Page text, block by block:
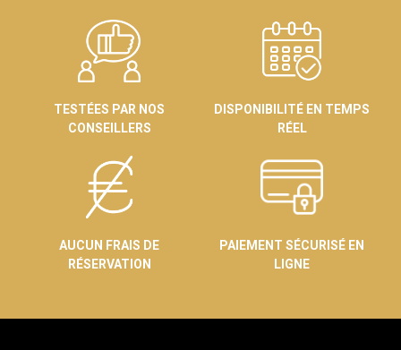
TESTÉES PAR NOS
CONSEILLERS
DISPONIBILITÉ EN TEMPS
RÉEL
AUCUN FRAIS DE
RÉSERVATION
PAIEMENT SÉCURISÉ EN
LIGNE